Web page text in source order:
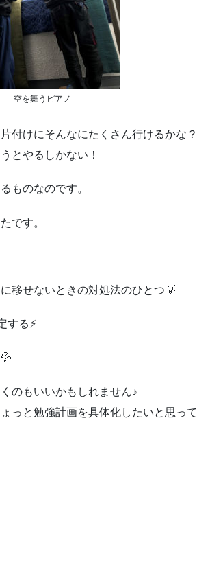
空を舞うピアノ
付けにそんなにたくさん行けるかな
とやるしかない！
ものなのです。
です。
移せないときの対処法のひとつ💡
する⚡
のもいいかもしれません♪
っと勉強計画を具体化したいと思って